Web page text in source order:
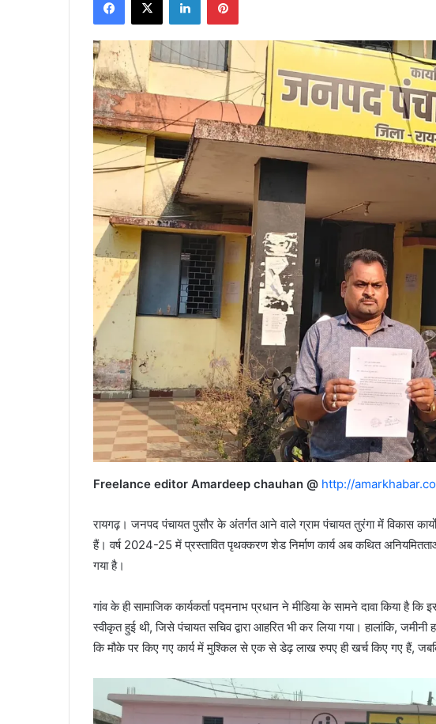
Freelance editor Amardeep chauhan @ http://
रायगढ़। जनपद पंचायत पुसौर के अंतर्गत आने वाले ग्राम पंचायत तुरंगा में विकास
हैं। वर्ष 2024-25 में प्रस्तावित पृथक्करण शेड निर्माण कार्य अब कथित
गया है।
गांव के ही सामाजिक कार्यकर्ता पद्मनाभ प्रधान ने मीडिया के सामने दावा किया है
स्वीकृत हुई थी, जिसे पंचायत सचिव द्वारा आहरित भी कर लिया गया। हालांकि,
कि मौके पर किए गए कार्य में मुश्किल से एक से डेढ़ लाख रुपए ही खर्च किए गए हैं,